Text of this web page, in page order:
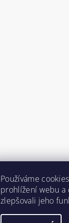
Používáme
prohlížení webu a
zlepšovali jeho